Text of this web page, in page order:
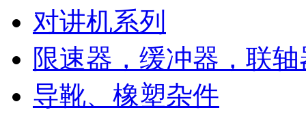
对讲机系列
限速器，缓冲器，联轴
导靴、橡塑杂件